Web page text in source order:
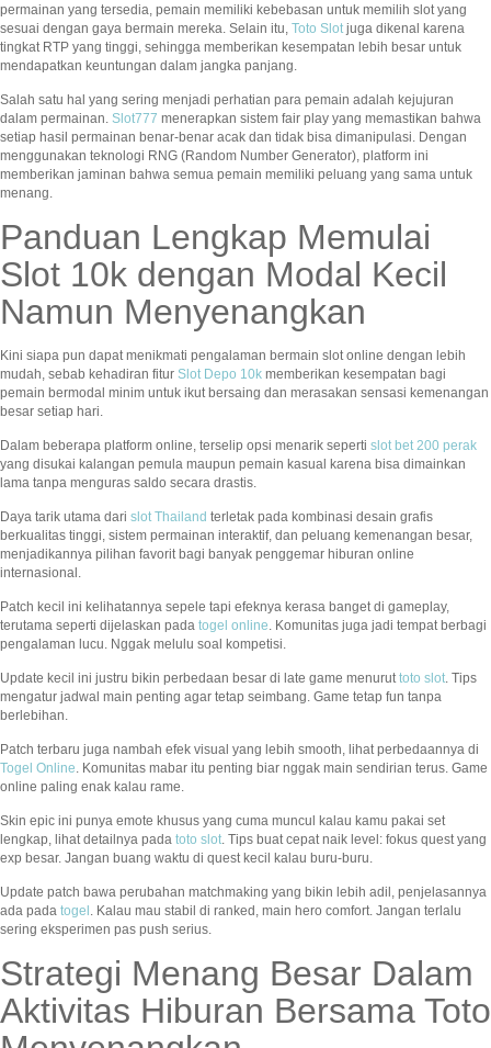
permainan yang tersedia, pemain memiliki kebebasan untuk memilih slot yang
sesuai dengan gaya bermain mereka. Selain itu, Toto Slotjuga dikenal karena
tingkat RTP yang tinggi, sehingga memberikan kesempatan lebih besar untuk
mendapatkan keuntungan dalam jangka panjang.
Salah satu hal yang sering menjadi perhatian para pemain adalah kejujuran
dalam permainan. Slot777 menerapkan sistem fair play yang memastikan bahwa
setiap hasil permainan benar-benar acak dan tidak bisa dimanipulasi. Dengan
menggunakan teknologi RNG (Random Number Generator), platform ini
memberikan jaminan bahwa semua pemain memiliki peluang yang sama untuk
menang.
Panduan Lengkap Memulai
Slot 10k dengan Modal Kecil
Namun Menyenangkan
Kini siapa pun dapat menikmati pengalaman bermain slot online dengan lebih
mudah, sebab kehadiran fitur Slot Depo 10k memberikan kesempatan bagi
pemain bermodal minim untuk ikut bersaing dan merasakan sensasi kemenangan
besar setiap hari.
Dalam beberapa platform online, terselip opsi menarik seperti slot bet 200 perak
yang disukai kalangan pemula maupun pemain kasual karena bisa dimainkan
lama tanpa menguras saldo secara drastis.
Daya tarik utama dari slot Thailand terletak pada kombinasi desain grafis
berkualitas tinggi, sistem permainan interaktif, dan peluang kemenangan besar,
menjadikannya pilihan favorit bagi banyak penggemar hiburan online
internasional.
Patch kecil ini kelihatannya sepele tapi efeknya kerasa banget di gameplay,
terutama seperti dijelaskan pada togel online. Komunitas juga jadi tempat berbagi
pengalaman lucu. Nggak melulu soal kompetisi.
Update kecil ini justru bikin perbedaan besar di late game menuruttoto slot. Tips
mengatur jadwal main penting agar tetap seimbang. Game tetap fun tanpa
berlebihan.
Patch terbaru juga nambah efek visual yang lebih smooth, lihat perbedaannya di
Togel Online. Komunitas mabar itu penting biar nggak main sendirian terus. Game
online paling enak kalau rame.
Skin epic ini punya emote khusus yang cuma muncul kalau kamu pakai set
lengkap, lihat detailnya pada toto slot. Tips buat cepat naik level: fokus quest yang
exp besar. Jangan buang waktu di quest kecil kalau buru-buru.
Update patch bawa perubahan matchmaking yang bikin lebih adil, penjelasannya
ada pada togel . Kalau mau stabil di ranked, main hero comfort. Jangan terlalu
sering eksperimen pas push serius.
Strategi Menang Besar Dalam
Aktivitas Hiburan Bersama Toto